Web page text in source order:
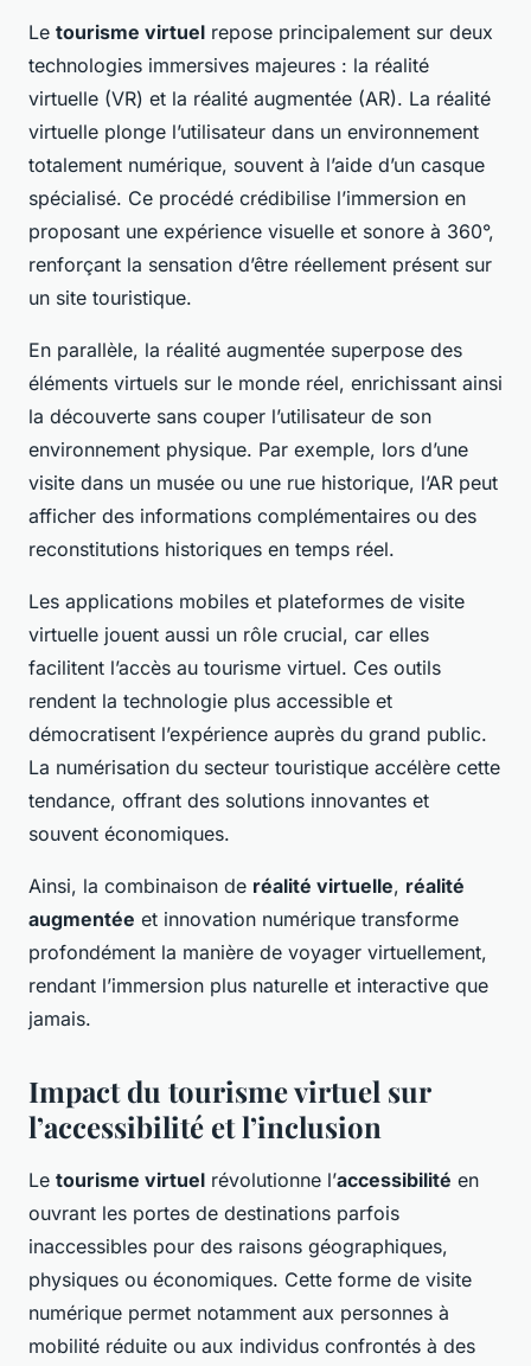
Le tourisme virtuel repose principalement sur deux
technologies immersives majeures : la réalité
virtuelle (VR) et la réalité augmentée (AR). La réalité
virtuelle plonge l’utilisateur dans un environnement
totalement numérique, souvent à l’aide d’un casque
spécialisé. Ce procédé crédibilise l’immersion en
proposant une expérience visuelle et sonore à 360°,
renforçant la sensation d’être réellement présent sur
un site touristique.
En parallèle, la réalité augmentée superpose des
éléments virtuels sur le monde réel, enrichissant ainsi
la découverte sans couper l’utilisateur de son
environnement physique. Par exemple, lors d’une
visite dans un musée ou une rue historique, l’AR peut
afficher des informations complémentaires ou des
reconstitutions historiques en temps réel.
Les applications mobiles et plateformes de visite
virtuelle jouent aussi un rôle crucial, car elles
facilitent l’accès au tourisme virtuel. Ces outils
rendent la technologie plus accessible et
démocratisent l’expérience auprès du grand public.
La numérisation du secteur touristique accélère cette
tendance, offrant des solutions innovantes et
souvent économiques.
Ainsi, la combinaison de réalité virtuelle, réalité
augmentée et innovation numérique transforme
profondément la manière de voyager virtuellement,
rendant l’immersion plus naturelle et interactive que
jamais.
Impact du tourisme virtuel sur
l’accessibilité et l’inclusion
Le tourisme virtuel révolutionne l’accessibilité en
ouvrant les portes de destinations parfois
inaccessibles pour des raisons géographiques,
physiques ou économiques. Cette forme de visite
numérique permet notamment aux personnes à
mobilité réduite ou aux individus confrontés à des